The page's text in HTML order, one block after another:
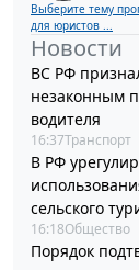
Выберите тему
для юристов ...
Новости
ВС РФ
незаконным
водителя
16:37Транспорт
В РФ
сельского
16:18Общество
Порядок